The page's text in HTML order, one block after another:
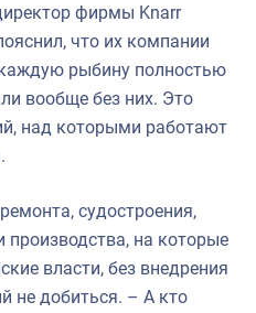
фирмы Knarr
что их компании
рыбину полностью
вообще без них. Это
над которыми работают
судостроения,
производства, на которые
власти, без внедрения
не добиться. – А кто